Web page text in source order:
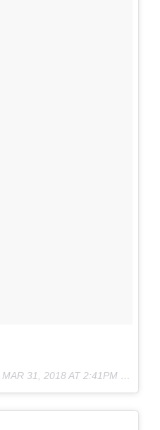
MAR 31, 2018 AT 2:41PM PDT